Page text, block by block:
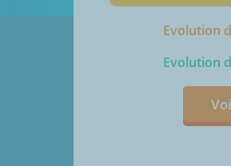
Evolution
Evolution